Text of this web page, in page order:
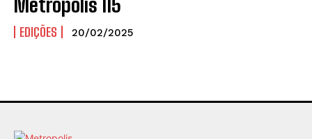
EDIÇÕES 20/02/2025